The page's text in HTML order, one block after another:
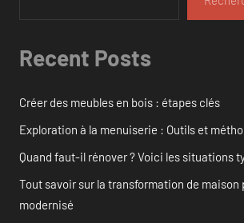
Recent Posts
Créer des meubles en bois : étapes clés
Exploration à la menuiserie : Outils et
Quand faut-il rénover ? Voici les situations
Tout savoir sur la transformation de maison
modernisé